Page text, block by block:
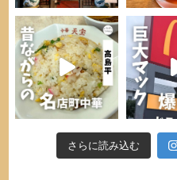
さらに読み込む